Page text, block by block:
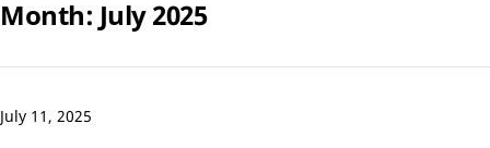
Month: July 2025
July 11, 2025